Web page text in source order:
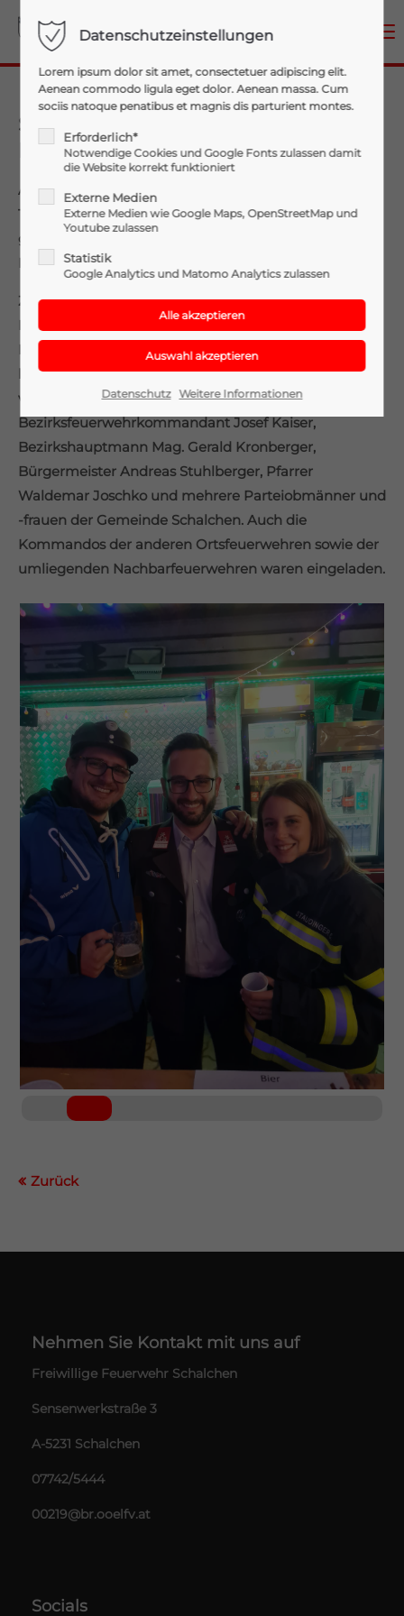
Login
Benutzername
Passwort
Register|Lost your password?
Support
Lorem ipsum dolor sit amet:
24h/ 365days
Mon - Fri 8:00am - 5:00pm
Get in touch
Cybersteel Inc.
376-293 City Road, Suite 600
San Francisco, CA 94102
Have any questions?
+44 1234 567 890
Drop us a line
info@yourdomain.com
About us
Lorem ipsum dolor sit amet, consectetuer
adipiscing elit.
Aenean commodo ligula eget dolor. Aenean
massa. Cum sociis natoque penatibus et magnis
dis parturient montes, nascetur ridiculus mus.
Donec quam felis, ultricies nec.
Segnung TLF A-B 2000 und
Einsatzdrohne
Am 17.09.2022 wurden unser neues
Tanklöschfahrzeug und die Einsatzdrohne feierlich
gesegnet. Im Vorfeld entstanden aktuelle
Mannschaftsfotos.
Zur Segnung versammelten sich zahlreiche
Feuerwehrmitglieder, Reservemitglieder mit ihren
Partnern sowie unsere Jugendmitglieder. Darüber
hinaus wurde diese besondere Veranstaltung von
vielen Ehrengästen besucht, darunter
Bezirksfeuerwehrkommandant Josef Kaiser,
Bezirkshauptmann Mag. Gerald Kronberger,
Bürgermeister Andreas Stuhlberger, Pfarrer
Waldemar Joschko und mehrere Parteiobmänner und
-frauen der Gemeinde Schalchen. Auch die
Kommandos der anderen Ortsfeuerwehren sowie der
umliegenden Nachbarfeuerwehren waren eingeladen.
Zurück
Nehmen Sie Kontakt mit uns auf
Freiwillige Feuerwehr Schalchen
Sensenwerkstraße 3
A-5231 Schalchen
07742/5444
00219@br.ooelfv.at
Socials
Datenschutzeinstellungen
Lorem ipsum dolor sit amet, consectetuer adipiscing elit.
Aenean commodo ligula eget dolor. Aenean massa. Cum
sociis natoque penatibus et magnis dis parturient montes.
Erforderlich*
Notwendige Cookies und Google Fonts zulassen damit
die Website korrekt funktioniert
Externe Medien
Externe Medien wie Google Maps, OpenStreetMap und
Youtube zulassen
Statistik
Google Analytics und Matomo Analytics zulassen
Datenschutz Weitere Informationen